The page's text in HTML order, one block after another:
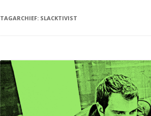
TAGARCHIEF: SLACKTIVIST